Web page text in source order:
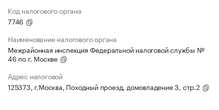
Код налогового органа
7746
Наименование налогового органа
Межрайонная инспекция Федеральной налоговой службы №
46 по г. Москве
Адрес налоговой
125373, г.Москва, Походный проезд, домовладение 3, стр.2